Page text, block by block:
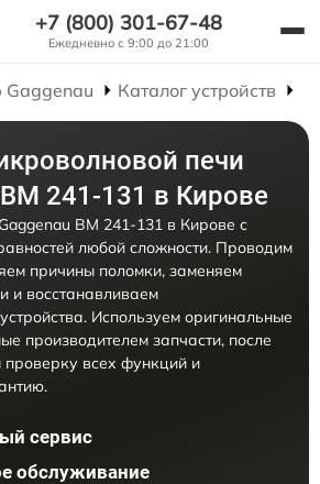
+7 (800) 301-67-48
Ежедневно с 9:00 до 21:00
Gaggenau Каталог устройств
печи
241-131 в Кирове
BM 241-131 в Кирове с
любой сложности. Проводим
причины поломки, заменяем
и восстанавливаем
Используем оригинальные
производителем запчасти, после
всех функций и
сервис
обслуживание